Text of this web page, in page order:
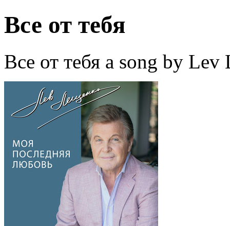
Все от тебя
Все от тебя a song by